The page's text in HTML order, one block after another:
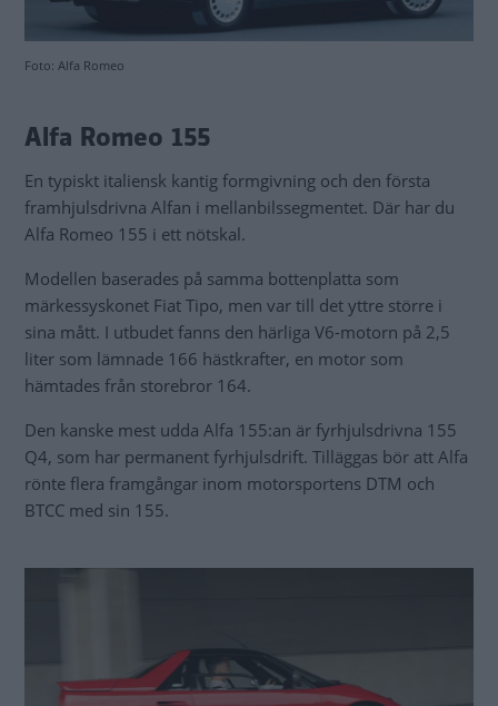
Foto: Alfa Romeo
Alfa Romeo 155
En typiskt italiensk kantig formgivning och den första
framhjulsdrivna Alfan i mellanbilssegmentet. Där har du
Alfa Romeo 155 i ett nötskal.
Modellen baserades på samma bottenplatta som
märkessyskonet Fiat Tipo, men var till det yttre större i
sina mått. I utbudet fanns den härliga V6-motorn på 2,5
liter som lämnade 166 hästkrafter, en motor som
hämtades från storebror 164.
Den kanske mest udda Alfa 155:an är fyrhjulsdrivna 155
Q4, som har permanent fyrhjulsdrift. Tilläggas bör att Alfa
rönte flera framgångar inom motorsportens DTM och
BTCC med sin 155.